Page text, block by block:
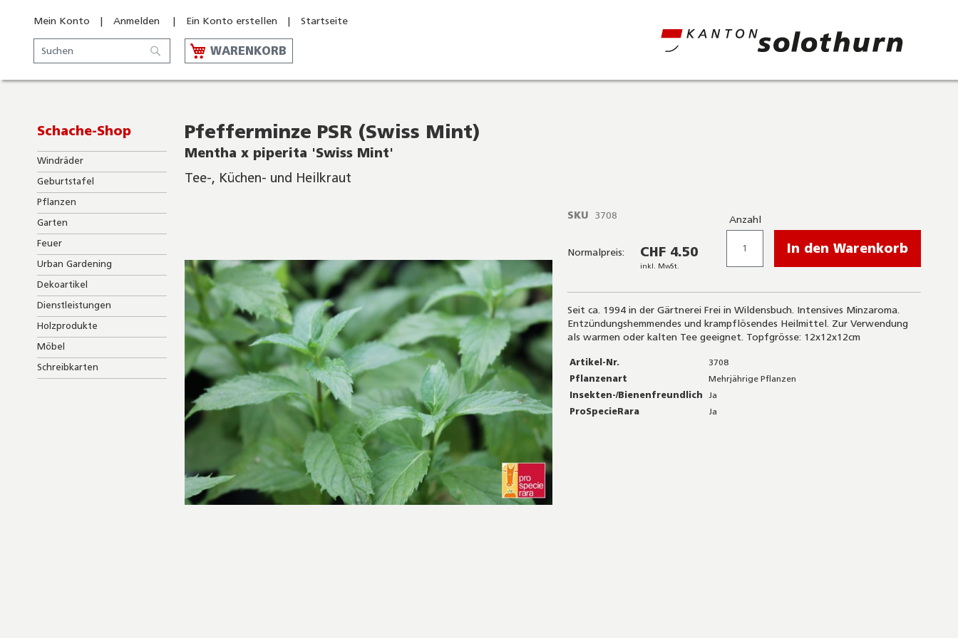
Mein Konto Anmelden Ein Konto erstellen
Startseite
Suche
Suche
WARENKORB
Pfefferminze PSR (Swiss Mint)
Mentha x piperita 'Swiss Mint'
Tee-, Küchen- und Heilkraut
SKU 3708
Normalpreis: CHF 4.50
inkl. MwSt.
Anzahl
In den Warenkorb
of
the
images
gallery
Seit ca. 1994 in der Gärtnerei Frei in Wildensbuch. Intensives Minzaroma.
Entzündungshemmendes und krampflösendes Heilmittel. Zur Verwendung
als warmen oder kalten Tee geeignet. Topfgrösse: 12x12x12cm
Mehr
Artikel-Nr.
3708
Pflanzenart
Mehrjährige Pflanzen
Insekten-/Bienenfreundlich
Ja
ProSpecieRara
Ja
Schache-Shop
Windräder
Geburtstafel
Pflanzen
Garten
Feuer
Urban Gardening
Dekoartikel
Dienstleistungen
Holzprodukte
Möbel
Schreibkarten